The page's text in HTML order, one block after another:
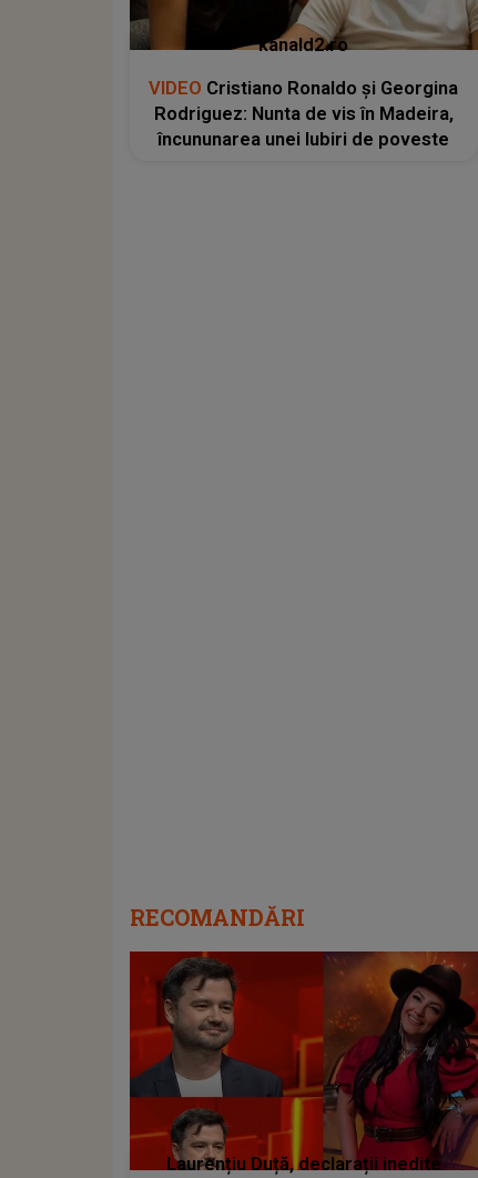
kanald2.ro
VIDEO Cristiano Ronaldo și Georgina
Rodriguez: Nunta de vis în Madeira,
încununarea unei Iubiri de poveste
RECOMANDĂRI
Laurențiu Duță, declarații inedite